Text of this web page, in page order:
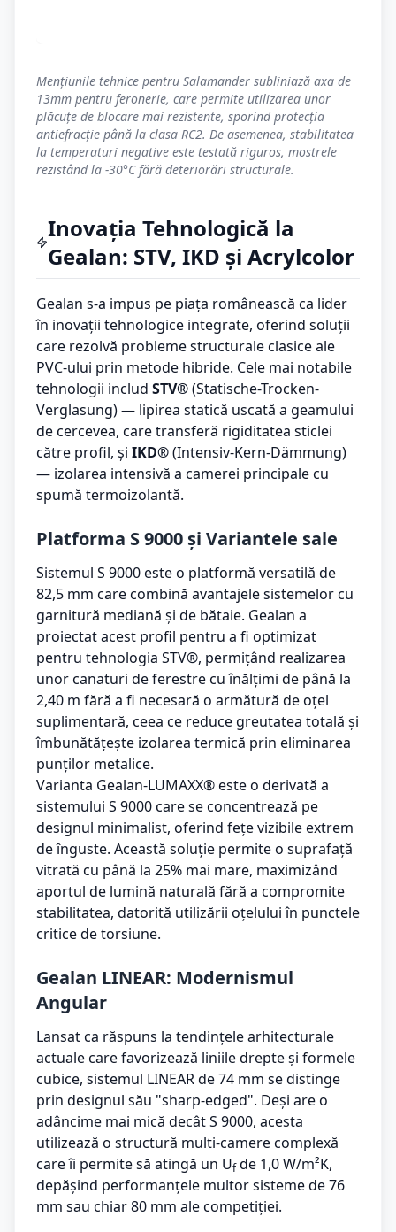
Mențiunile tehnice pentru Salamander subliniază axa de
13mm pentru feronerie, care permite utilizarea unor
plăcuțe de blocare mai rezistente, sporind protecția
antiefracție până la clasa RC2. De asemenea, stabilitatea
la temperaturi negative este testată riguros, mostrele
rezistând la -30°C fără deteriorări structurale.
Inovația Tehnologică la
Gealan: STV, IKD și Acrylcolor
Gealan s-a impus pe piața românească ca lider
în inovații tehnologice integrate, oferind soluții
care rezolvă probleme structurale clasice ale
PVC-ului prin metode hibride. Cele mai notabile
tehnologii includ STV®(Statische-Trocken-
Verglasung) — lipirea statică uscată a geamului
de cercevea, care transferă rigiditatea sticlei
către profil, și IKD®(Intensiv-Kern-Dämmung)
— izolarea intensivă a camerei principale cu
spumă termoizolantă.
Platforma S 9000 și Variantele sale
Sistemul S 9000 este o platformă versatilă de
82,5 mm care combină avantajele sistemelor cu
garnitură mediană și de bătaie. Gealan a
proiectat acest profil pentru a fi optimizat
pentru tehnologia STV®, permițând realizarea
unor canaturi de ferestre cu înălțimi de până la
2,40 m fără a fi necesară o armătură de oțel
suplimentară, ceea ce reduce greutatea totală și
îmbunătățește izolarea termică prin eliminarea
punților metalice.
Varianta Gealan-LUMAXX® este o derivată a
sistemului S 9000 care se concentrează pe
designul minimalist, oferind fețe vizibile extrem
de înguste. Această soluție permite o suprafață
vitrată cu până la 25% mai mare, maximizând
aportul de lumină naturală fără a compromite
stabilitatea, datorită utilizării oțelului în punctele
critice de torsiune.
Gealan LINEAR: Modernismul
Angular
Lansat ca răspuns la tendințele arhitecturale
actuale care favorizează liniile drepte și formele
cubice, sistemul LINEAR de 74 mm se distinge
prin designul său "sharp-edged". Deși are o
adâncime mai mică decât S 9000, acesta
utilizează o structură multi-camere complexă
care îi permite să atingă un Ufde 1,0 W/m²K,
depășind performanțele multor sisteme de 76
mm sau chiar 80 mm ale competiției.